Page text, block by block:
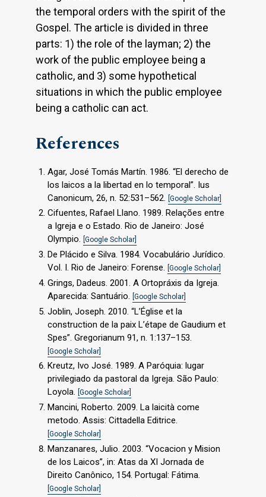
the temporal orders with the spirit of the
Gospel. The article is divided in three
parts: 1) the role of the layman; 2) the
work of the public employee being a
catholic, and 3) some hypothetical
situations in which the public employee
being a catholic can act.
References
Agar, José Tomás Martín. 1986. “El derecho de
los laicos a la libertad en lo temporal”. Ius
Canonicum, 26, n. 52:531–562.
[Google Scholar]
Cifuentes, Rafael Llano. 1989. Relações entre
a Igreja e o Estado. Rio de Janeiro: José
Olympio. [Google Scholar]
De Plácido e Silva. 1984. Vocabulário Jurídico.
Vol. I. Rio de Janeiro: Forense. [Google Scholar]
Grings, Dadeus. 2001. A Ortopráxis da Igreja.
Aparecida: Santuário. [Google Scholar]
Joblin, Joseph. 2010. “L’Église et la
construction de la paix L’étape de Gaudium et
Spes”. Gregorianum 91, n. 1:137–153.
[Google Scholar]
Kreutz, Ivo José. 1989. A Paróquia: lugar
privilegiado da pastoral da Igreja. São Paulo:
Loyola. [Google Scholar]
Mancini, Roberto. 2009. La laicità come
metodo. Assis: Cittadella Editrice.
[Google Scholar]
Manzanares, Julio. 2003. “Vocacion y Mision
de los Laicos”, in: Atas da XI Jornada de
Direito Canônico, 154. Portugal: Fátima.
[Google Scholar]